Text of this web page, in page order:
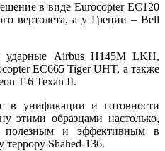
в виде Eurocopter EC120
вертолета, а у Греции – Bell
ударные Airbus H145M LKH,
EC665 Tiger UHT, а также
T-6 Texan II.
в унификации и готовности
этими образцами настолько,
полезным и эффективным в
террору Shahed-136.